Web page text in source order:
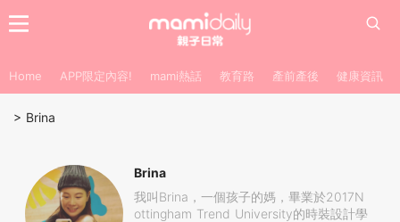
Home APP限定內容! mami熱話 教育路 產前產後 健康資訊
> Brina
Brina
我叫Brina，一個孩子的媽，畢業於2017N
ottingham Trend University的時裝設計學